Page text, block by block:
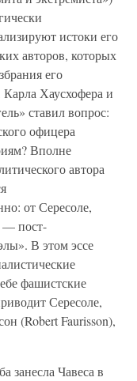
истоки его
авторов, которых
его
Хаусхофера и
ставил вопрос:
офицера
Вполне
автора
от Сересоле,
— пост-
В этом эссе
фашистские
Сересоле,
(Robert Faurisson),
занесла Чавеса в